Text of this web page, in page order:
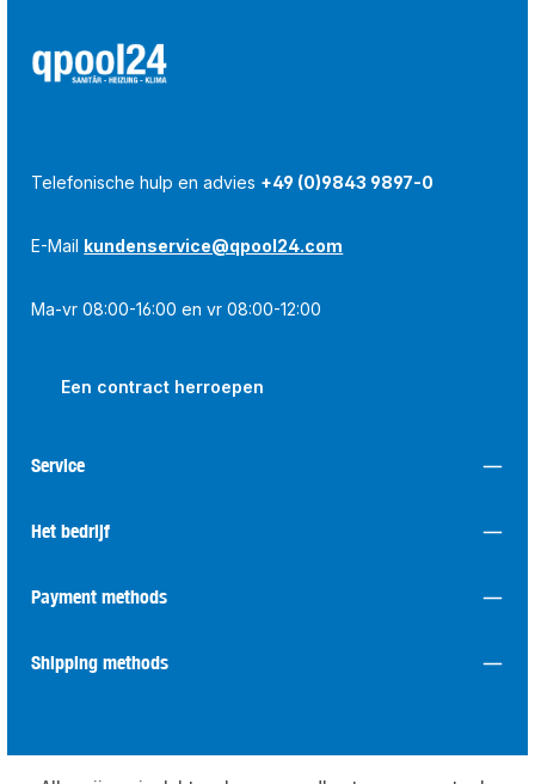
Telefonische hulp en advies +49 (0)9843 9897-0
E-Mail kundenservice@qpool24.com
Ma-vr 08:00-16:00 en vr 08:00-12:00
Een contract herroepen
Service
Het bedrijf
Payment methods
Shipping methods